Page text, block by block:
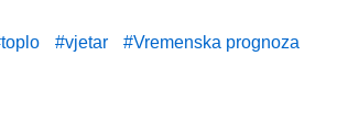
toplo vjetar
Vremenska prognoza